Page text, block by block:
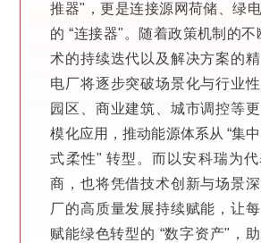
推器"，更是连接源网荷储、绿
的 “连接器"。随着政策机制的
术的持续迭代以及解决方案的
电厂将逐步突破场景化与行业
园区、商业建筑、城市调控等
模化应用，推动能源体系从 “集
式柔性" 转型。而以安科瑞为
商，也将凭借技术创新与场景
厂的高质量发展持续赋能，让
赋能绿色转型的 “数字资产"，